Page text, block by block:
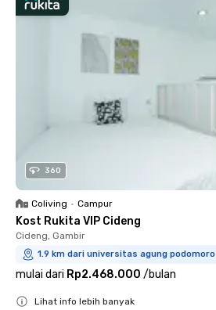
360
Coliving • Campur
Kost Rukita VIP Cideng
Cideng, Gambir
1.9 km dari universitas agung podomoro
mulai dari Rp2.468.000 /bulan
Lihat info lebih banyak